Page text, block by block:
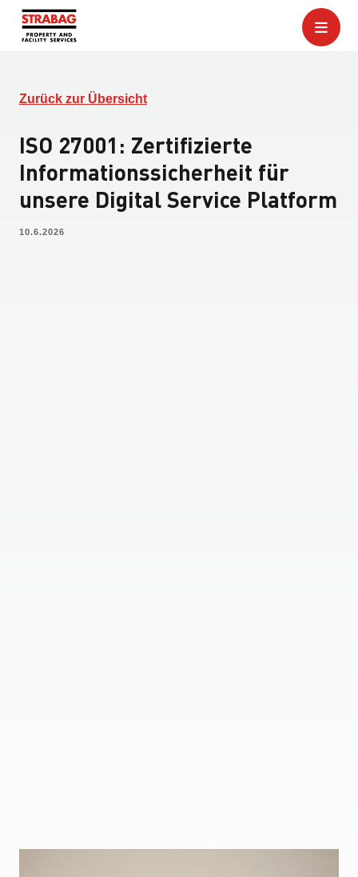
Zurück zur Übersicht
ISO 27001: Zertifizierte
Informationssicherheit für
unsere Digital Service Platform
10.6.2026